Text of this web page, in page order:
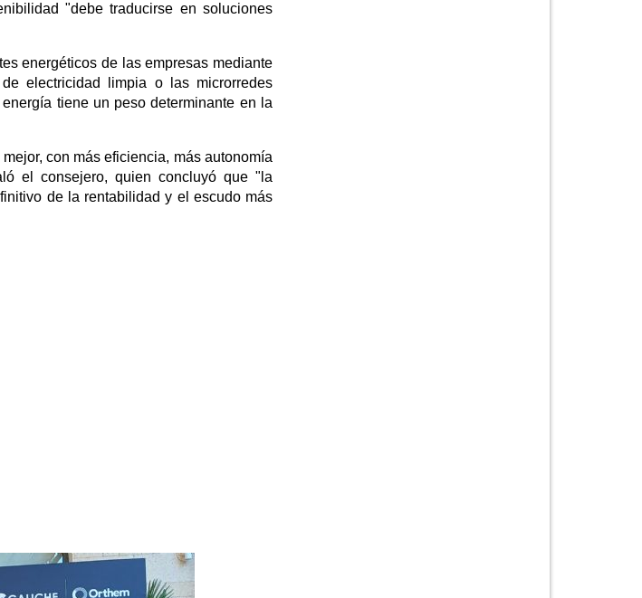
"debe traducirse en soluciones
energéticos de las empresas mediante
electricidad limpia o las microrredes
tiene un peso determinante en la
con más eficiencia, más autonomía
el consejero, quien concluyó que "la
de la rentabilidad y el escudo más